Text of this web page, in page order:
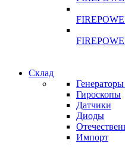
Склад
Гироскопы
Датчики
Диоды
Импорт